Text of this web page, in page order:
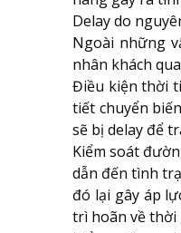
Delay do
Ngoài những
nhân khách
Điều kiện thời
tiết chuyển
sẽ bị delay để
Kiểm soát
dẫn đến tình
đó lại gây áp
trì hoãn về thời